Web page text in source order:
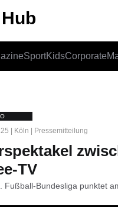
SportKidsCorporate
| Köln | Pressemitteilung
TV
Fußball-Bundesliga punktet